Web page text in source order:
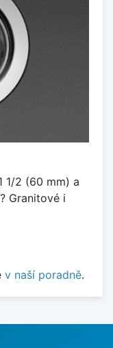
1/2 (60 mm) a
Granitové i
v naší poradně.